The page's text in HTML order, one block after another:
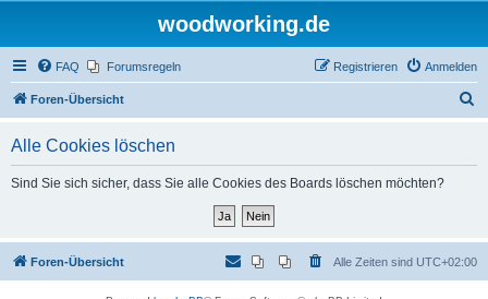
woodworking.de
FAQ Forumsregeln Anmelden
Registrieren
Foren-Übersicht
Alle Cookies löschen
Sind Sie sich sicher, dass Sie alle Cookies des Boards löschen möchten?
Foren-Übersicht Alle Zeiten sind UTC+02:00